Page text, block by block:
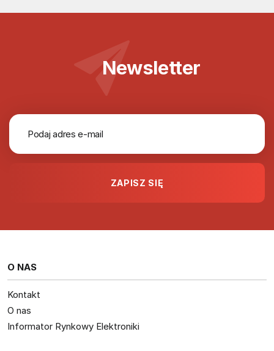
Newsletter
O NAS
Kontakt
O nas
Informator Rynkowy Elektroniki